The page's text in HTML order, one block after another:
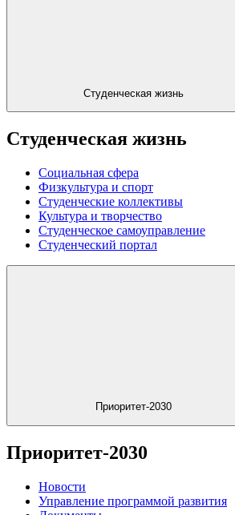
Студенческая жизнь
Студенческая жизнь
Социальная сфера
Физкультура и спорт
Студенческие коллективы
Культура и творчество
Студенческое самоуправление
Студенческий портал
Приоритет-2030
Приоритет-2030
Новости
Управление программой развития